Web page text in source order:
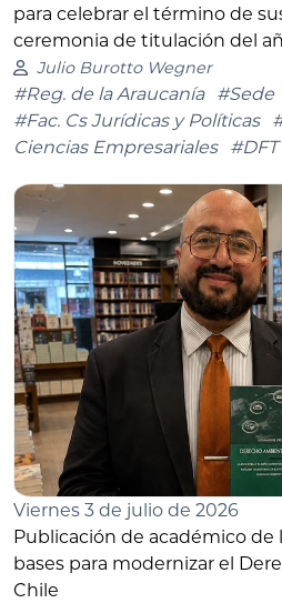
para celebrar el término de
ceremonia de titulación del
Julio Burotto Wegner
#Reg. de la Araucanía #Sede
#Fac. Cs Jurídicas y Políticas
Ciencias Empresariales
#DFT
Viernes 3 de julio de 2026
Publicación de académico de
bases para modernizar el
Chile